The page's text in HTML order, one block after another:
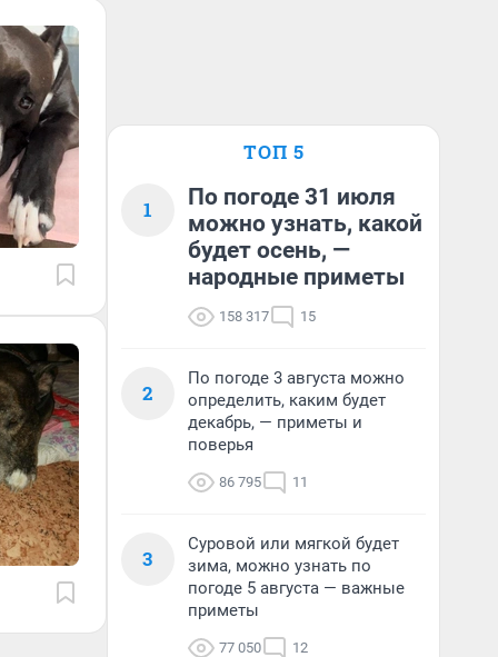
ТОП 5
1
По погоде 31 июля
можно узнать, какой
будет осень, —
народные приметы
158 317 15
2
По погоде 3 августа можно
определить, каким будет
декабрь, — приметы и
поверья
86 795 11
3
Суровой или мягкой будет
зима, можно узнать по
погоде 5 августа — важные
приметы
77 050 12